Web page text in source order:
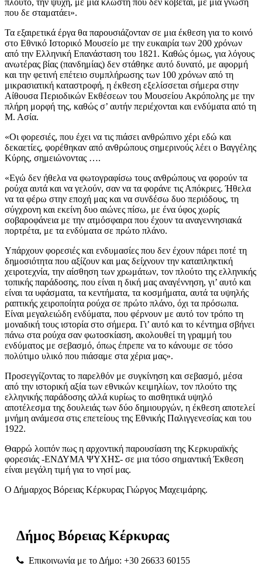
που δε σταματάει».
Τα εξαιρετικά έργα θα παρουσιάζονταν σε μια έκθεση για το κοινό
στο Εθνικό Ιστορικό Μουσείο με την ευκαιρία των 200 χρόνων
από την Ελληνική Επανάσταση του 1821. Καθώς όμως, για λόγους
ανωτέρας βίας (πανδημίας) δεν στάθηκε αυτό δυνατό, με αφορμή
και την φετινή επέτειο συμπλήρωσης των 100 χρόνων από τη
μικρασιατική καταστροφή, η έκθεση εξελίσσεται σήμερα στην
Αίθουσα Περιοδικών Εκθέσεων του Μουσείου Ακρόπολης με την
πλήρη μορφή της, καθώς σ’ αυτήν περιέχονται και ενδύματα από τη
Μ. Ασία.
«Οι φορεσιές, που έχει να τις πιάσει ανθρώπινο χέρι εδώ και
δεκαετίες, φορέθηκαν από ανθρώπους σημερινούς λέει ο Βαγγέλης
Κύρης, σημειώνοντας ….
«Εγώ δεν ήθελα να φωτογραφίσω τους ανθρώπους να φορούν τα
ρούχα αυτά και να γελούν, σαν να τα φοράνε τις Απόκριες. Ήθελα
να τα φέρω στην εποχή μας και να συνδέσω δυο περιόδους, τη
σύγχρονη και εκείνη δυο αιώνες πίσω, με ένα ύφος χωρίς
σοβαροφάνεια με την ατμόσφαιρα που έχουν τα αναγεννησιακά
πορτρέτα, με τα ενδύματα σε πρώτο πλάνο.
Υπάρχουν φορεσιές και ενδυμασίες που δεν έχουν πάρει ποτέ τη
δημοσιότητα που αξίζουν και μας δείχνουν την καταπληκτική
χειροτεχνία, την αίσθηση των χρωμάτων, τον πλούτο της ελληνικής
τοπικής παράδοσης, που είναι η δική μας αναγέννηση, γι’ αυτό και
είναι τα υφάσματα, τα κεντήματα, τα κοσμήματα, αυτά τα υψηλής
ραπτικής χειροποίητα ρούχα σε πρώτο πλάνο, όχι τα πρόσωπα.
Είναι μεγαλειώδη ενδύματα, που φέρνουν με αυτό τον τρόπο τη
μοναδική τους ιστορία στο σήμερα. Γι’ αυτό και το κέντημα σβήνει
πάνω στα ρούχα σαν φωτοσκίαση, ακολουθεί τη γραμμή του
ενδύματος με σεβασμό, όπως έπρεπε να το κάνουμε σε τόσο
πολύτιμο υλικό που πιάσαμε στα χέρια μας».
Προσεγγίζοντας το παρελθόν με συγκίνηση και σεβασμό, μέσα
από την ιστορική αξία των εθνικών κειμηλίων, τον πλούτο της
ελληνικής παράδοσης αλλά κυρίως το αισθητικά υψηλό
αποτέλεσμα της δουλειάς των δύο δημιουργών, η έκθεση αποτελεί
μνήμη ανάμεσα στις επετείους της Εθνικής Παλιγγενεσίας και του
1922.
Θαρρώ λοιπόν πως η αρχοντική παρουσίαση της Κερκυραϊκής
φορεσιάς -ΕΝΔΥΜΑ ΨΥΧΗΣ- σε μια τόσο σημαντική Έκθεση
είναι μεγάλη τιμή για το νησί μας.
Ο Δήμαρχος Βόρειας Κέρκυρας Γιώργος Μαχειμάρης.
Δήμος Βόρειας Κέρκυρας
Επικοινωνία με το Δήμο: +30 26633 60155